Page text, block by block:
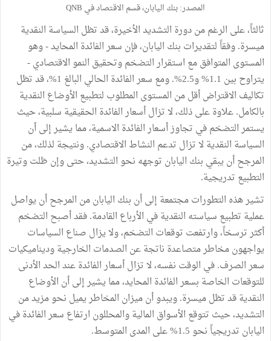
المصدر: بنك اليابان، قسم الاقتصاد في QNB
ثالثاً، على الرغم من دورة التشديد الأخيرة، قد تظل السياسة النقدية
ميسرة. وفقاً لتقديرات بنك اليابان، فإن سعر الفائدة المحايد - وهو
المستوى المتوافق مع استقرار التضخم وتحقيق النمو الاقتصادي -
يتراوح بين 1.1% و2.5%. ومع سعر الفائدة الحالي البالغ 1%، قد تظل
تكاليف الاقتراض أقل من المستوى المطلوب لتطبيع الأوضاع النقدية
بالكامل. علاوة على ذلك، لا تزال أسعار الفائدة الحقيقية سلبية، حيث
يستمر التضخم في تجاوز أسعار الفائدة الاسمية، مما يشير إلى أن
السياسة النقدية لا تزال تدعم النشاط الاقتصادي. ونتيجة لذلك، من
المرجح أن يبقي بنك اليابان توجهه نحو التشديد، حتى وإن ظلت وتيرة
التطبيع تدريجية.
تشير هذه التطورات مجتمعة إلى أن بنك اليابان من المرجح أن يواصل
عملية تطبيع سياسته النقدية في الأرباع القادمة. فقد أصبح التضخم
أكثر ترسخاً، وارتفعت توقعات التضخم، ولا يزال صناع السياسات
يواجهون مخاطر متصاعدة ناتجة عن الصدمات الخارجية وديناميكيات
سعر الصرف. في الوقت نفسه، لا تزال أسعار الفائدة عند الحد الأدنى
للتوقعات الخاصة بسعر الفائدة المحايد، مما يشير إلى أن الأوضاع
النقدية قد تظل ميسرة. ويبدو أن ميزان المخاطر يميل نحو مزيد من
التشديد، حيث تتوقع الأسواق المالية والمحللون ارتفاع سعر الفائدة في
اليابان تدريجياً نحو 1.5% على المدى المتوسط.